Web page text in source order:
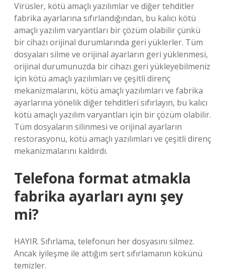
Virüsler, kötü amaçlı yazılımlar ve diğer tehditler
fabrika ayarlarına sıfırlandığından, bu kalıcı kötü
amaçlı yazılım varyantları bir çözüm olabilir çünkü
bir cihazı orijinal durumlarında geri yüklerler. Tüm
dosyaları silme ve orijinal ayarların geri yüklenmesi,
orijinal durumunuzda bir cihazı geri yükleyebilmeniz
için kötü amaçlı yazılımları ve çeşitli direnç
mekanizmalarını, kötü amaçlı yazılımları ve fabrika
ayarlarına yönelik diğer tehditleri sıfırlayın, bu kalıcı
kötü amaçlı yazılım varyantları için bir çözüm olabilir.
Tüm dosyaların silinmesi ve orijinal ayarların
restorasyonu, kötü amaçlı yazılımları ve çeşitli direnç
mekanizmalarını kaldırdı.
Telefona format atmakla
fabrika ayarları aynı şey
mi?
HAYIR. Sıfırlama, telefonun her dosyasını silmez.
Ancak iyileşme ile attığım sert sıfırlamanın kökünü
temizler.